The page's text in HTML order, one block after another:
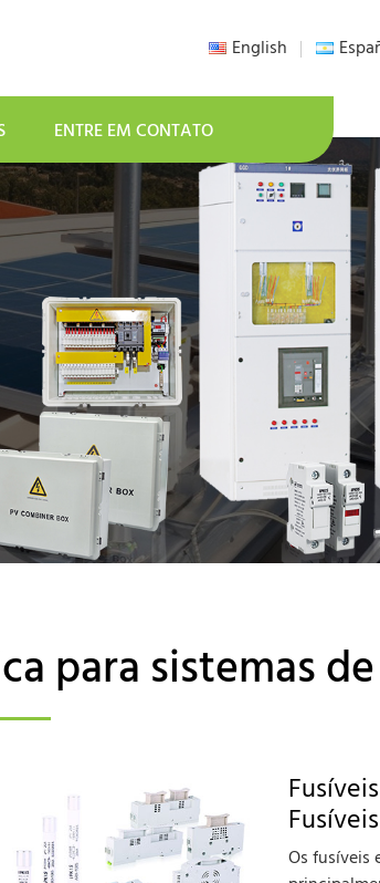
English
ENTRE EM CONTATO
para sistemas
Fusíveis
Os fusíveis